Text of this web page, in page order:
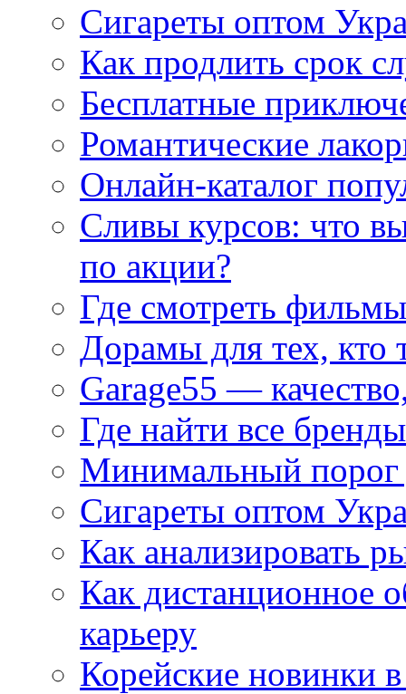
Сигареты оптом
Как продлить срок
Бесплатные
Романтические
Онлайн-каталог
Сливы курсов: что
по акции?
Где смотреть
Дорамы для тех, кто
Garage55 —
Где найти все
Минимальный порог
Сигареты оптом
Как анализировать
Как дистанционное
карьеру
Корейские новинки